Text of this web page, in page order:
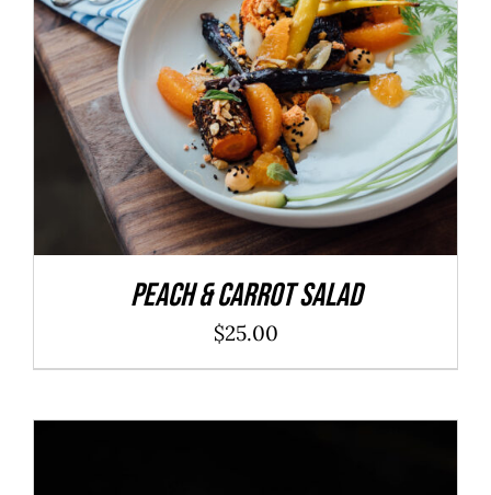
ADD TO CART / DÉTAILS
Peach & Carrot Salad
$25.00